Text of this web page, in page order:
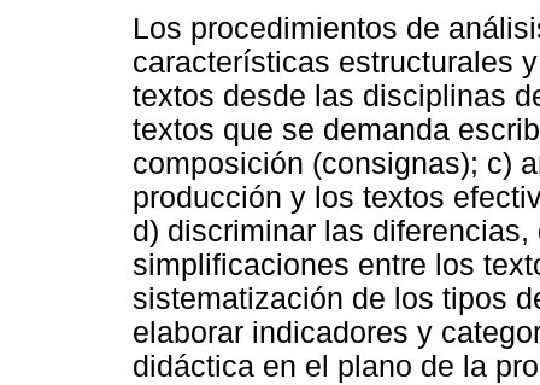
Los procedimientos de
características estructurales
textos desde las disciplinas
textos que se demanda
composición (consignas); c)
producción y los textos
d) discriminar las
simplificaciones entre los
sistematización de los tipos
elaborar indicadores y
didáctica en el plano de la